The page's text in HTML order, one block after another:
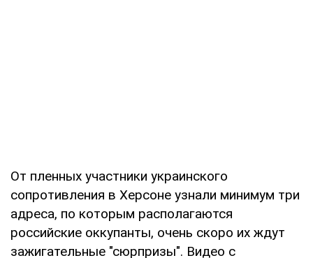
От пленных участники украинского
сопротивления в Херсоне узнали минимум три
адреса, по которым располагаются
российские оккупанты, очень скоро их ждут
зажигательные "сюрпризы". Видео с